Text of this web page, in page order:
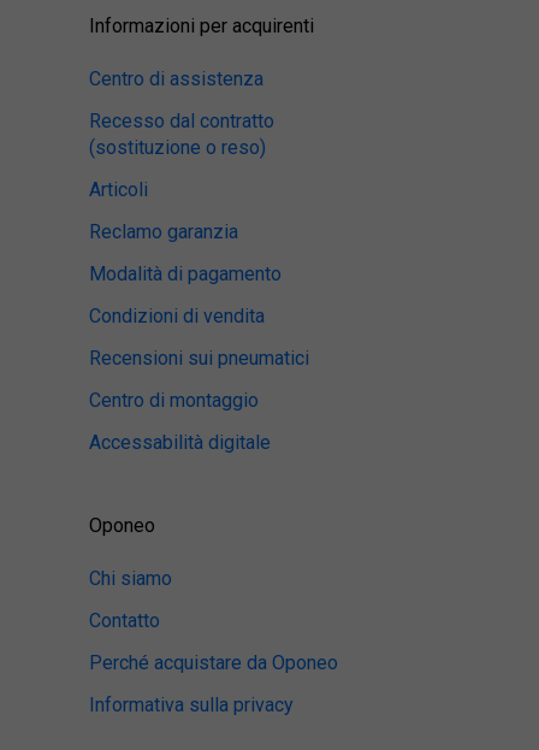
Informazioni per acquirenti
Centro di assistenza
Recesso dal contratto
(sostituzione o reso)
Articoli
Reclamo garanzia
Modalità di pagamento
Condizioni di vendita
Recensioni sui pneumatici
Centro di montaggio
Accessabilità digitale
Oponeo
Chi siamo
Contatto
Perché acquistare da Oponeo
Informativa sulla privacy